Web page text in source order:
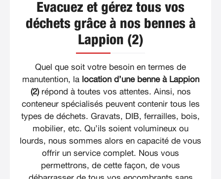
Evacuez et gérez tous vos
déchets grâce à nos bennes à
Lappion (2)
Quel que soit votre besoin en termes de
manutention, la location d’une benne à Lappion
(2)répond à toutes vos attentes. Ainsi, nos
conteneur spécialisés peuvent contenir tous les
types de déchets. Gravats, DIB, ferrailles, bois,
mobilier, etc. Qu’ils soient volumineux ou
lourds, nous sommes alors en capacité de vous
offrir un service complet. Nous vous
permettrons, de cette façon, de vous